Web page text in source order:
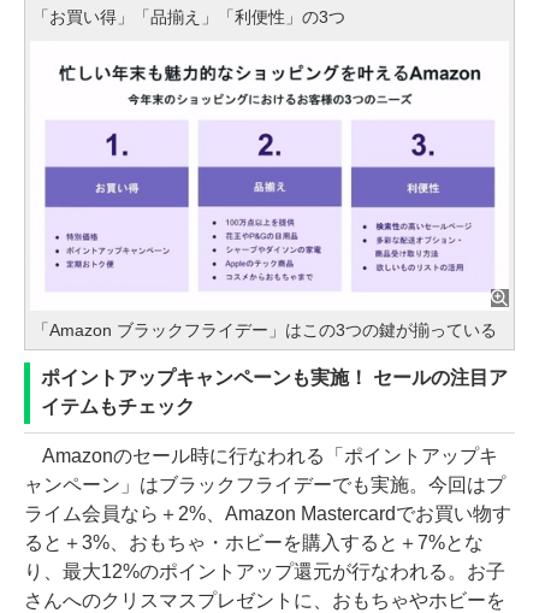
「お買い得」「品揃え」「利便性」の3つ
「Amazon ブラックフライデー」はこの3つの鍵が揃っている
ポイントアップキャンペーンも実施！ セールの注目ア
イテムもチェック
Amazonのセール時に行なわれる「ポイントアップキ
ャンペーン」はブラックフライデーでも実施。今回はプ
ライム会員なら＋2%、Amazon Mastercardでお買い物す
ると＋3%、おもちゃ・ホビーを購入すると＋7%とな
り、最大12%のポイントアップ還元が行なわれる。お子
さんへのクリスマスプレゼントに、おもちゃやホビーを